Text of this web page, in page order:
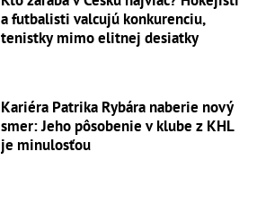
a futbalisti valcujú konkurenciu,
tenistky mimo elitnej desiatky
Kariéra Patrika Rybára naberie nový
smer: Jeho pôsobenie v klube z KHL
je minulosťou